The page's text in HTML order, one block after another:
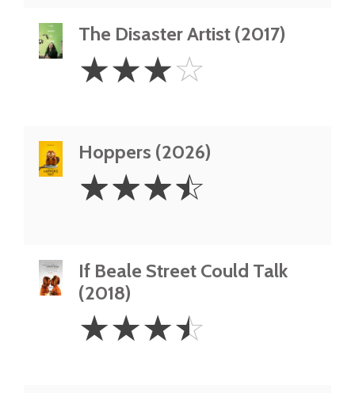
The Disaster Artist (2017)
Stars
☆☆☆☆
Hoppers (2026)
3.5
Stars
☆☆☆☆
If Beale Street Could Talk
(2018)
3.5
Stars
☆☆☆☆